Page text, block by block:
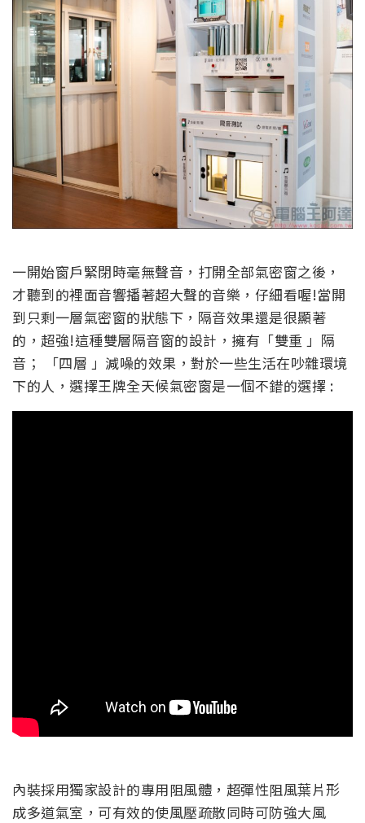
一開始窗戶緊閉時毫無聲音 ，打開全部氣密窗之後，
才聽到的裡面音響播著超大聲的音樂 ，仔細看喔!當開
到只剩一層氣密窗的狀態下，隔音效果還是很顯著
的，超強!這種雙層隔音窗的設計，擁有「雙重 」隔
音； 「四層 」減噪的效果，對於一些生活在吵雜環境
下的人，選擇王牌全天候氣密窗是一個不錯的選擇 :
內裝採用獨家設計的專用阻風體，超彈性阻風葉片形
成多道氣室，可有效的使風壓疏散同時可防強大風